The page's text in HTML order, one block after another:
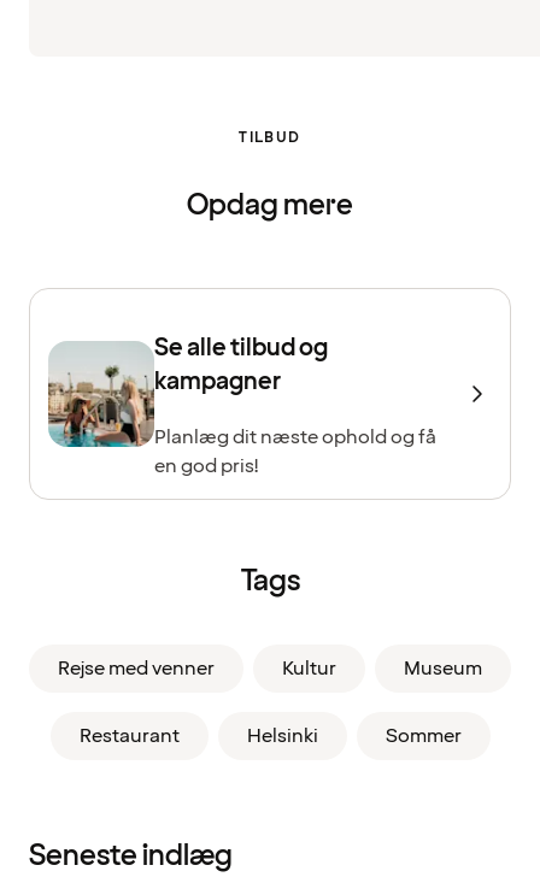
TILBUD
Opdag mere
Se alle tilbud og
kampagner
Planlæg dit næste ophold og få
en god pris!
Tags
Rejse med venner Kultur Museum
Restaurant Helsinki Sommer
Seneste indlæg